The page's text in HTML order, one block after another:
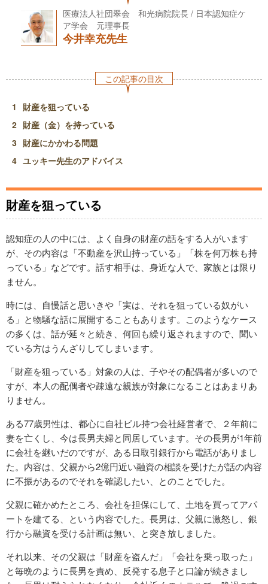
医療法人社団翠会 和光病院院長 / 日本認知症ケ
ア学会 元理事長
今井幸充先生
この記事の目次
財産を狙っている
財産（金）を持っている
財産にかかわる問題
ユッキー先生のアドバイス
財産を狙っている
認知症の人の中には、よく自身の財産の話をする人がいます
が、その内容は「不動産を沢山持っている」「株を何万株も持
っている」などです。話す相手は、身近な人で、家族とは限り
ません。
時には、自慢話と思いきや「実は、それを狙っている奴がい
る」と物騒な話に展開することもあります。このようなケース
の多くは、話が延々と続き、何回も繰り返されますので、聞い
ている方はうんざりしてしまいます。
「財産を狙っている」対象の人は、子やその配偶者が多いので
すが、本人の配偶者や疎遠な親族が対象になることはあまりあ
りません。
ある77歳男性は、都心に自社ビル持つ会社経営者で、２年前に
妻を亡くし、今は長男夫婦と同居しています。その長男が1年前
に会社を継いだのですが、ある日取引銀行から電話がありまし
た。内容は、父親から2億円近い融資の相談を受けたが話の内容
に不振があるのでそれを確認したい、とのことでした。
父親に確かめたところ、会社を担保にして、土地を買ってアパ
ートを建てる、という内容でした。長男は、父親に激怒し、銀
行から融資を受ける計画は無い、と突き放しました。
それ以来、その父親は「財産を盗んだ」「会社を乗っ取った」
と毎晩のように長男を責め、反発する息子と口論が続きまし